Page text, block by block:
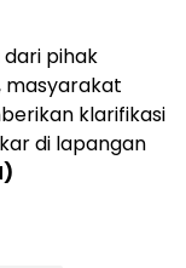
pihak
masyarakat
klarifikasi
di lapangan